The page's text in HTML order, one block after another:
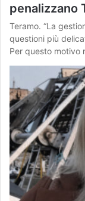
penalizzano
Teramo. “La
questioni più
Per questo motivo